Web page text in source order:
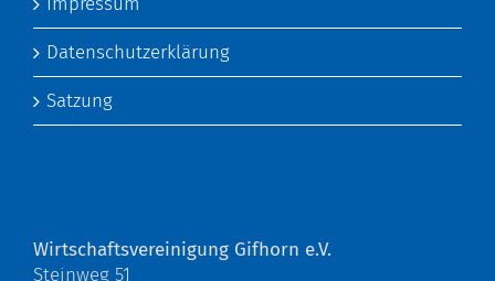
Datenschutzerklärung
Satzung
Wirtschaftsvereinigung Gifhorn e.V.
Steinweg 51